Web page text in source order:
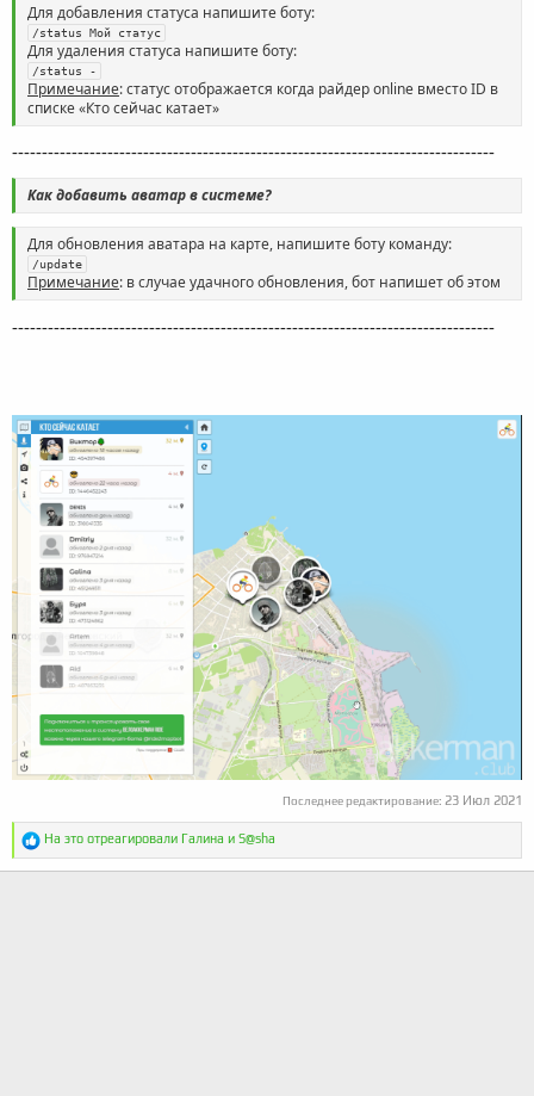
Для добавления статуса напишите боту:
/status Мой статус
Для удаления статуса напишите боту:
/status -
Примечание: статус отображается когда райдер online вместо ID в
списке «Кто сейчас катает»
---------------------------------------------------------------------------------
Как добавить аватар в системе?
Для обновления аватара на карте, напишите боту команду:
/update
Примечание: в случае удачного обновления, бот напишет об этом
---------------------------------------------------------------------------------
Последнее редактирование: 23 Июл 2021
Р
а
На это отреагировали Галина и S@sha